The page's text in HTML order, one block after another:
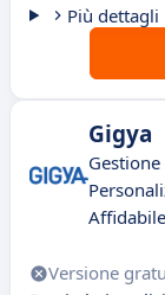
Più dettagli
Gigya
Affidabile
Versione